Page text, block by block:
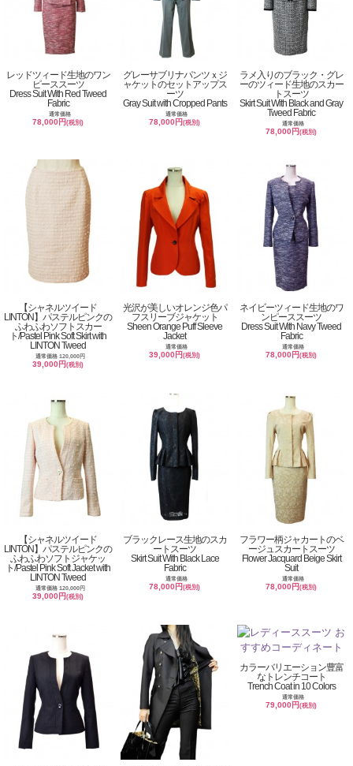
レッドツィード生地のワン
ピーススーツ
Dress Suit With Red Tweed
Fabric
通常価格
78,000円(税別)
グレーサブリナパンツｘジ
ャケットのセットアップス
ーツ
Gray Suit with Cropped Pants
通常価格
78,000円(税別)
ラメ入りのブラック・グレ
ーのツィード生地のスカー
トスーツ
Skirt Suit With Black and Gray
Tweed Fabric
通常価格
78,000円(税別)
【シャネルツイード
LINTON】パステルピンクの
ふわふわソフトスカー
ト/Pastel Pink Soft Skirt with
LINTON Tweed
通常価格 120,000円
39,000円(税別)
光沢が美しいオレンジ色パ
フスリーブジャケット
Sheen Orange Puff Sleeve
Jacket
通常価格
39,000円(税別)
ネイビーツィード生地のワ
ンピーススーツ
Dress Suit With Navy Tweed
Fabric
通常価格
78,000円(税別)
【シャネルツイード
LINTON】パステルピンクの
ふわふわソフトジャケッ
ト/Pastel Pink Soft Jacket with
LINTON Tweed
通常価格 120,000円
39,000円(税別)
ブラックレース生地のスカ
ートスーツ
Skirt Suit With Black Lace
Fabric
通常価格
78,000円(税別)
フラワー柄ジャカートのベ
ージュスカートスーツ
Flower Jacquard Beige Skirt
Suit
通常価格
78,000円(税別)
カラーバリエーション豊富
なトレンチコート
Trench Coat in 10 Colors
通常価格
79,000円(税別)